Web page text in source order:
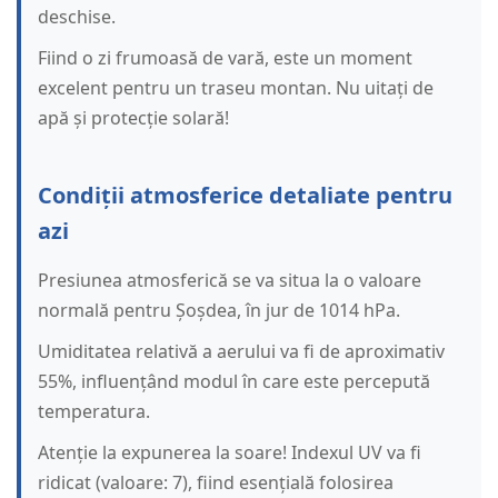
deschise.
Fiind o zi frumoasă de vară, este un moment
excelent pentru un traseu montan. Nu uitați de
apă și protecție solară!
Condiții atmosferice detaliate pentru
azi
Presiunea atmosferică se va situa la o valoare
normală pentru Șoșdea, în jur de 1014 hPa.
Umiditatea relativă a aerului va fi de aproximativ
55%, influențând modul în care este percepută
temperatura.
Atenție la expunerea la soare! Indexul UV va fi
ridicat (valoare: 7), fiind esențială folosirea